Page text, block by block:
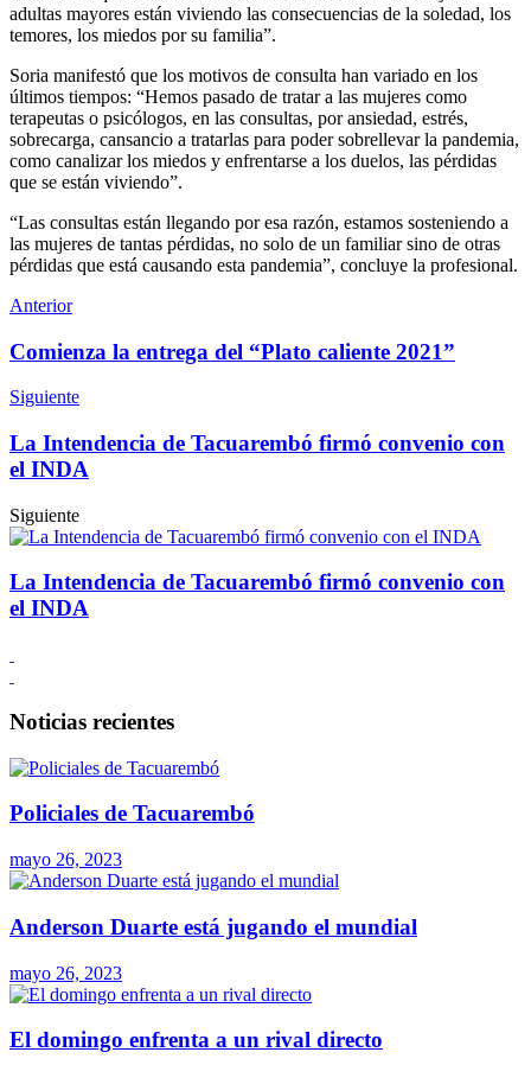
adultas mayores están viviendo las consecuencias de la soledad, los
temores, los miedos por su familia”.
Soria manifestó que los motivos de consulta han variado en los
últimos tiempos: “Hemos pasado de tratar a las mujeres como
terapeutas o psicólogos, en las consultas, por ansiedad, estrés,
sobrecarga, cansancio a tratarlas para poder sobrellevar la pandemia,
como canalizar los miedos y enfrentarse a los duelos, las pérdidas
que se están viviendo”.
“Las consultas están llegando por esa razón, estamos sosteniendo a
las mujeres de tantas pérdidas, no solo de un familiar sino de otras
pérdidas que está causando esta pandemia”, concluye la profesional.
Anterior
Comienza la entrega del “Plato caliente 2021”
Siguiente
La Intendencia de Tacuarembó firmó convenio con
el INDA
Siguiente
La Intendencia de Tacuarembó firmó convenio con
el INDA
Noticias recientes
Policiales de Tacuarembó
mayo 26, 2023
Anderson Duarte está jugando el mundial
mayo 26, 2023
El domingo enfrenta a un rival directo